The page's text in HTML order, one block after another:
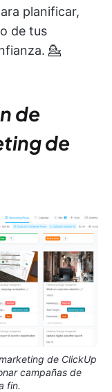
planificar,
de tus
💁
de
de
de ClickUp
campañas de
fin.